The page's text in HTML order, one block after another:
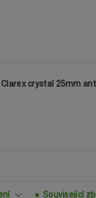
crystal 25mm
Související